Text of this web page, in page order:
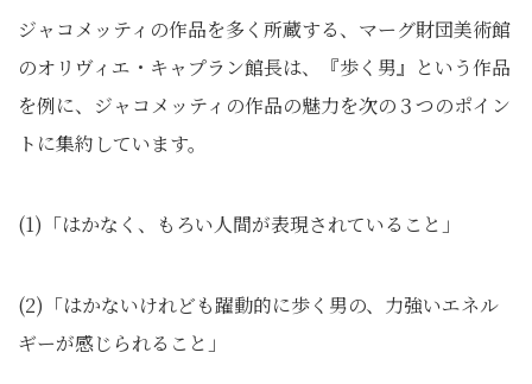
ジャコメッティの作品を多く所蔵する、マーグ財団美術館
のオリヴィエ・キャプラン館長は、『歩く男』という作品
を例に、ジャコメッティの作品の魅力を次の３つのポイン
トに集約しています。
(1)「はかなく、もろい人間が表現されていること」
(2)「はかないけれども躍動的に歩く男の、力強いエネル
ギーが感じられること」